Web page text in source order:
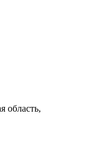
область,